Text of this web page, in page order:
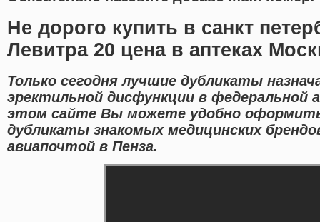
Не дорого купить в санкт
Левитра 20 цена в аптеках
Только сегодня лучшие дубликаты
эректильной дисфункции в федеральной
этом сайте Вы можете удобно
дубликаты знакомых медицинских
авиапочтой в Пенза.